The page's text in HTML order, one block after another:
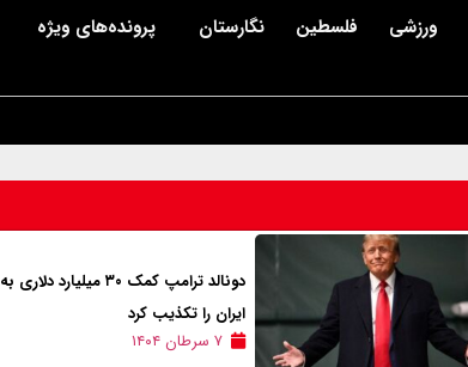
ورزشی فلسطین نگارستان پرونده‌های ویژه
دونالد ترامپ کمک ۳۰ میلیارد دلاری به
ایران را تکذیب کرد
۷ سرطان ۱۴۰۴